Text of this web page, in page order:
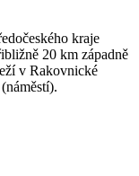
kraje
20 km západně
v Rakovnické